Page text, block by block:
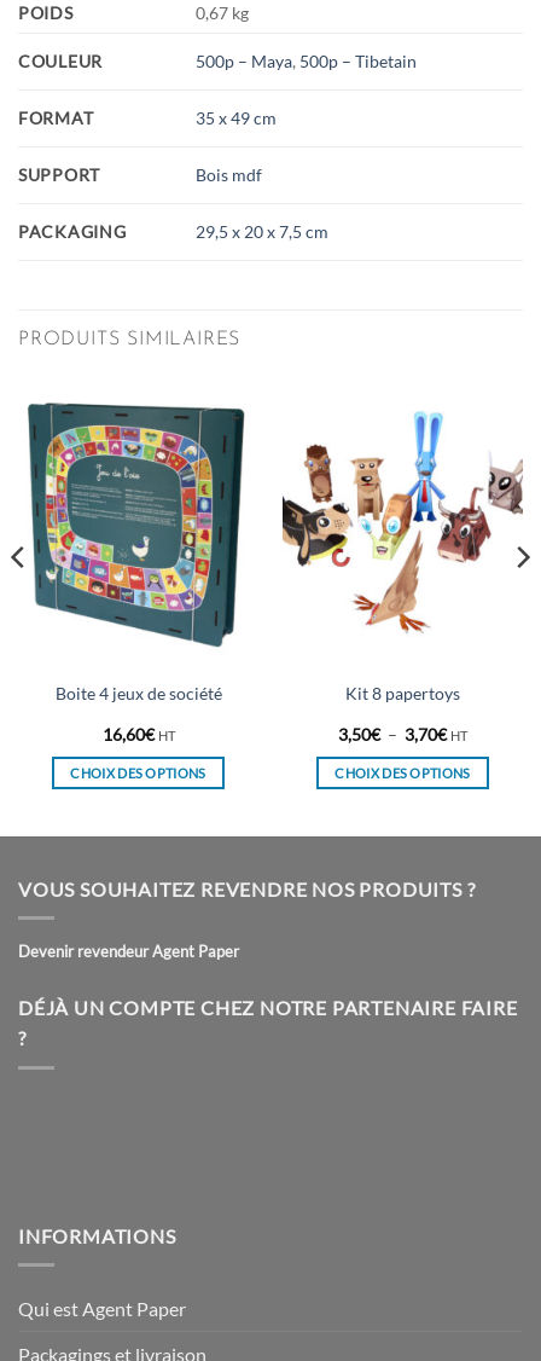
POIDS 0,67 kg
COULEUR 500p – Maya, 500p – Tibetain
FORMAT 35 x 49 cm
SUPPORT Bois mdf
PACKAGING 29,5 x 20 x 7,5 cm
PRODUITS SIMILAIRES
Boite 4 jeux de société
16,60€ HT
CHOIX DES OPTIONS
variations.
options
être
Kit 8 papertoys
3,50€ – 3,70€Plage
prix :
3,50€
HT
CHOIX DES OPTIONS
variations.
être
VOUS SOUHAITEZ REVENDRE NOS PRODUITS ?
Devenir revendeur Agent Paper
DÉJÀ UN COMPTE CHEZ NOTRE PARTENAIRE FAIRE
?
INFORMATIONS
Qui est Agent Paper
Packagings et livraison